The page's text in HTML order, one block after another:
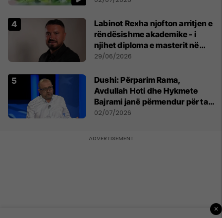
Labinot Rexha njofton arritjen e
rëndësishme akademike - i
njihet diploma e masterit në
Psikologji në Zvicër
29/06/2026
Dushi: Përparim Rama,
Avdullah Hoti dhe Hykmete
Bajrami janë përmendur për ta
udhëhequr LDK-në
02/07/2026
×